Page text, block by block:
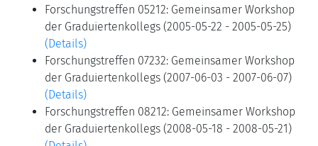
Forschungstreffen 05212: Gemeinsamer Workshop
der Graduiertenkollegs (2005-05-22 - 2005-05-25)
(Details)
Forschungstreffen 07232: Gemeinsamer Workshop
der Graduiertenkollegs (2007-06-03 - 2007-06-07)
(Details)
Forschungstreffen 08212: Gemeinsamer Workshop
der Graduiertenkollegs (2008-05-18 - 2008-05-21)